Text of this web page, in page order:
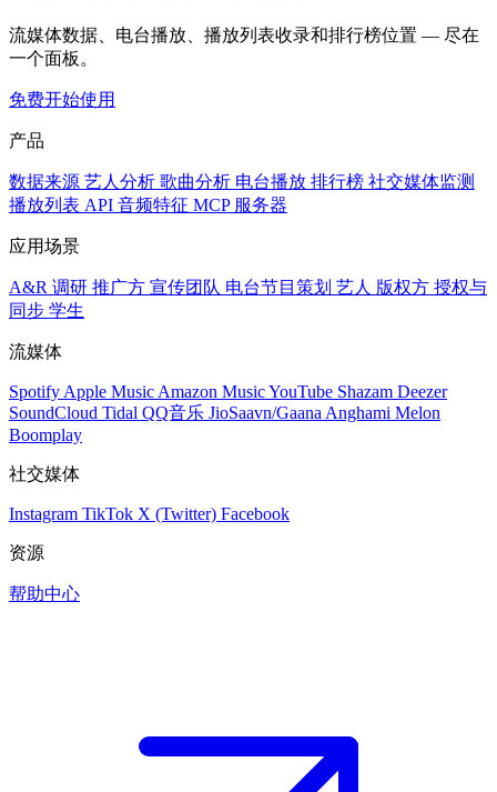
流媒体数据、电台播放、播放列表收录和排行榜位置 — 尽在
一个面板。
免费开始使用
产品
数据来源 艺人分析 歌曲分析 电台播放 排行榜 社交媒体监测
播放列表 API 音频特征 MCP 服务器
应用场景
A&R 调研 推广方 宣传团队 电台节目策划 艺人 版权方 授权与
同步 学生
流媒体
Spotify Apple Music Amazon MusicYouTube Shazam Deezer
SoundCloud Tidal QQ音乐 JioSaavn/Gaana Anghami Melon
Boomplay
社交媒体
Instagram TikTok X (Twitter) Facebook
资源
帮助中心